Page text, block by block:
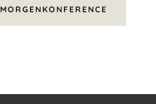
MORGENKONFERENCE